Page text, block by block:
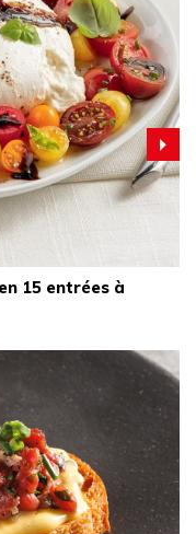
15 entrées à